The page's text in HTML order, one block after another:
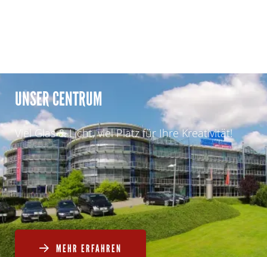
UNSER CENTRUM
Viel Glas & Licht, viel Platz für Ihre Kreativität!
 MEHR ERFAHREN